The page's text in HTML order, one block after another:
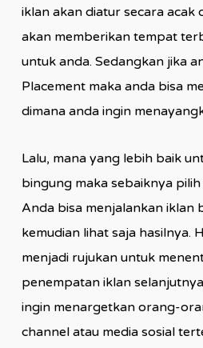
iklan akan diatur secara acak
akan memberikan tempat
untuk anda. Sedangkan jika
Placement maka anda bisa
dimana anda ingin
Lalu, mana yang lebih baik
bingung maka sebaiknya
Anda bisa menjalankan iklan
kemudian lihat saja hasilnya.
menjadi rujukan untuk
penempatan iklan
ingin menargetkan orang-
channel atau media sosial